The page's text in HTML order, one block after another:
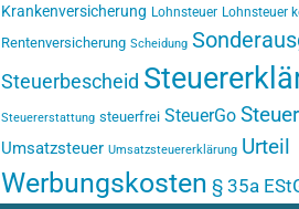
Krankenversicherung Lohnsteuer Lohnsteuer
Rentenversicherung Scheidung
Steuerbescheid
Steuererstattung steuerfrei SteuerGo
Umsatzsteuer Umsatzsteuererklärung Urteil
Werbungskosten § 35a